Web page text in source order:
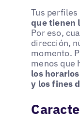
Tus
que tienen
Por eso,
dirección,
momento.
menos que
los
y los fines